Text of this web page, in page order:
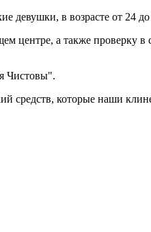
девушки, в возрасте от 24 до
а также проверку в
Чистовы".
средств, которые наши